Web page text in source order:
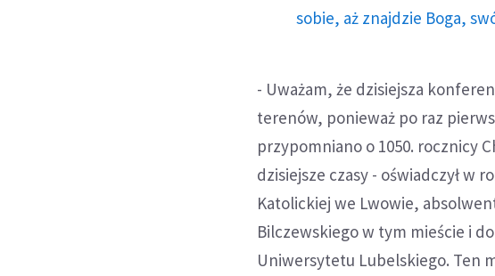
sobie, aż znajdzie Boga,
- Uważam, że dzisiejsza
terenów, ponieważ po raz
przypomniano o 1050. rocznicy
dzisiejsze czasy - oświadczył w
Katolickiej we Lwowie,
Bilczewskiego w tym mieście i
Uniwersytetu Lubelskiego. Ten